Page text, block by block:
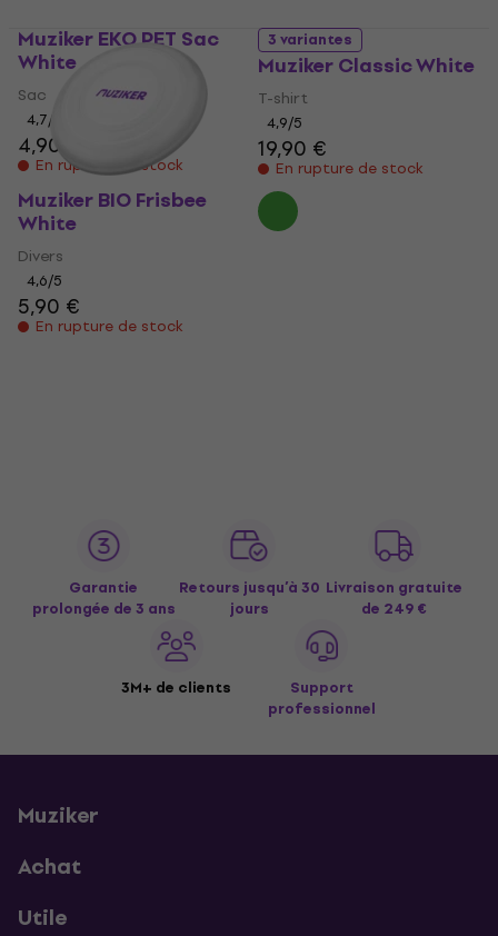
Muziker EKO PET Sac
White
Sac
4,7/5
4,90 €
En rupture de stock
3 variantes
Muziker Classic White
T-shirt
4,9/5
19,90 €
En rupture de stock
Muziker BIO Frisbee
White
Divers
4,6/5
5,90 €
En rupture de stock
Garantie
prolongée de 3 ans
Retours jusqu’à 30
jours
Livraison gratuite
de 249 €
3M+ de clients
Support
professionnel
Muziker
Achat
Utile